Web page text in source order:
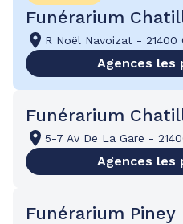
Funérarium
R Noël Navoizat - 21400
Agences les
Funérarium
5-7 Av De La Gare -
Agences les
Funérarium Piney